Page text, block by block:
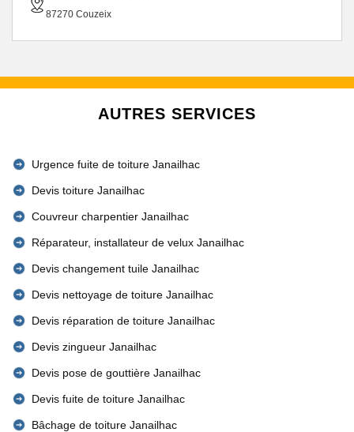
87270 Couzeix
AUTRES SERVICES
Urgence fuite de toiture Janailhac
Devis toiture Janailhac
Couvreur charpentier Janailhac
Réparateur, installateur de velux Janailhac
Devis changement tuile Janailhac
Devis nettoyage de toiture Janailhac
Devis réparation de toiture Janailhac
Devis zingueur Janailhac
Devis pose de gouttière Janailhac
Devis fuite de toiture Janailhac
Bâchage de toiture Janailhac